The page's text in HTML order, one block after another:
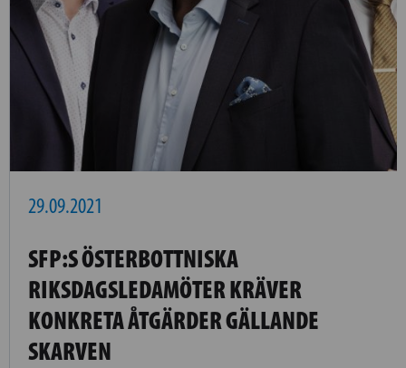
29.09.2021
SFP:S ÖSTERBOTTNISKA
RIKSDAGSLEDAMÖTER KRÄVER
KONKRETA ÅTGÄRDER GÄLLANDE
SKARVEN